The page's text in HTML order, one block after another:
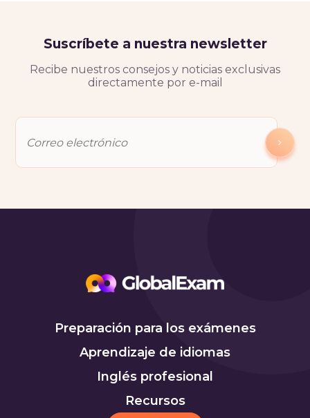
Suscríbete a nuestra newsletter
Recibe nuestros consejos y noticias exclusivas
directamente por e-mail
Preparación para los exámenes
Aprendizaje de idiomas
Inglés profesional
Recursos